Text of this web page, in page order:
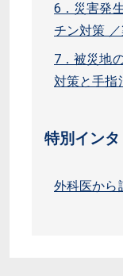
6．災害発
チン対策
7．被災地
対策と手
特別イン
外科医から